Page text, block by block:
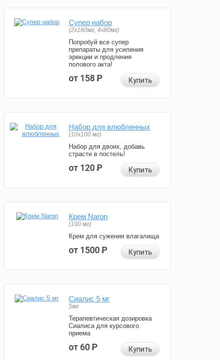
Супер набор
(2х160мг, 4х80мг)
Попробуй все супер
препараты для усиления
эрекции и продления
полового акта!
от 158Р Купить
Набор для влюбленных
(10х100 мг)
Набор для двоих, добавь
страсти в постель!
от 120Р Купить
Крем Naron
(100 мг)
Крем для сужения влагалища
от 1500Р Купить
Сиалис 5 мг
5мг
Терапевтическая дозировка
Сиалиса для курсового
приема
от 60Р Купить